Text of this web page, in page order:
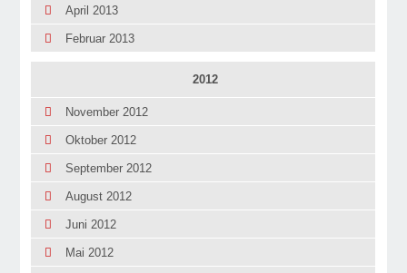
April 2013
Februar 2013
2012
November 2012
Oktober 2012
September 2012
August 2012
Juni 2012
Mai 2012